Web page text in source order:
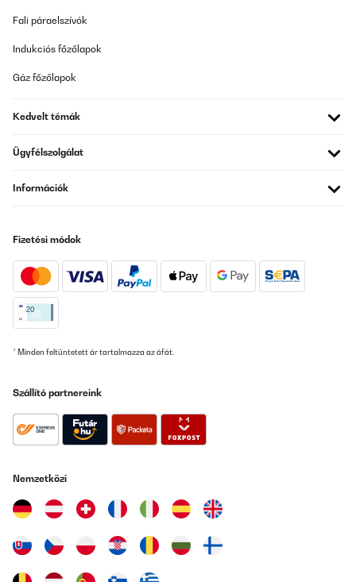
Fali páraelszívók
Indukciós főzőlapok
Gáz főzőlapok
Kedvelt témák
Ügyfélszolgálat
Információk
Fizetési módok
* Minden feltüntetett ár tartalmazza az áfát.
Szállító partnereink
Nemzetközi